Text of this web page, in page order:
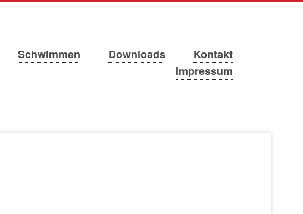
Schwimmen Downloads
Kontakt
Impressum